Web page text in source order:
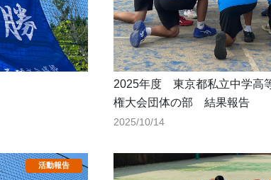
2025年度 東京都私立中学高
権大会団体の部 結果報告
2025/10/14